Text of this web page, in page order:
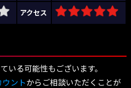
アクセス
いる可能性もございます。
ントからご相談いただくことが